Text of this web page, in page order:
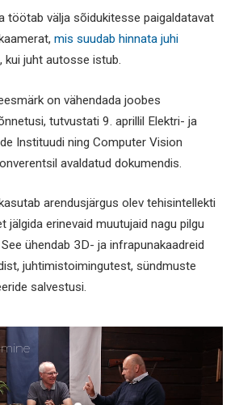
töötab välja sõidukitesse paigaldatavat
mis suudab hinnata juhi
kui juht autosse istub.
on vähendada joobes
tutvustati 9. aprillil Elektri- ja
Instituudi ning Computer Vision
avaldatud dokumendis.
arendusjärgus olev tehisintellekti
jälgida erinevaid muutujaid nagu pilgu
ühendab 3D- ja infrapunakaadreid
juhtimistoimingutest, sündmuste
salvestusi.